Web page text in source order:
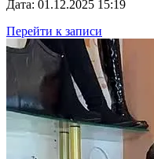
Дата: 01.12.2025 15:19
Перейти к записи